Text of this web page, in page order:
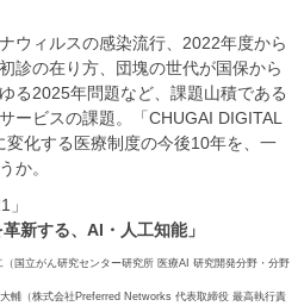
ウィルスの感染流行、2022年度から
診の在り方、団塊の世代が国保から
る2025年問題など、課題山積である
ービスの課題。「CHUGAI DIGITAL
変化する医療制度の今後10年を、一
か。
新する、AI・人工知能」
国立がん研究センター研究所 医療AI 研究開発分野・分野
輔（株式会社Preferred Networks 代表取締役 最高執行責